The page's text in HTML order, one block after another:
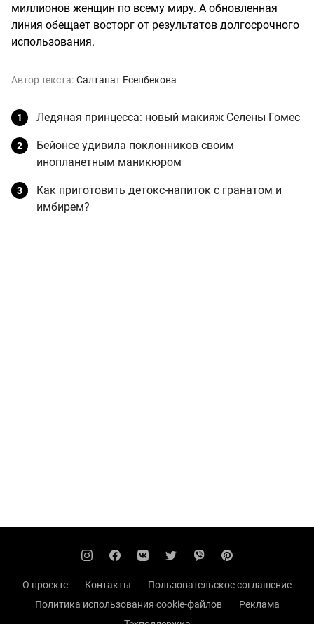
миллионов женщин по всему миру. А обновленная
линия обещает восторг от результатов долгосрочного
использования.
Автор текста: Салтанат Есенбекова
Ледяная принцесса: новый макияж Селены Гомес
Бейонсе удивила поклонников своим
инопланетным маникюром
Как приготовить детокс-напиток с гранатом и
имбирем?
О проекте Контакты
Пользовательское соглашение
Политика использования cookie-файлов
Реклама